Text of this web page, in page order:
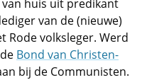
huis uit predikant
van de (nieuwe)
Rode volksleger. Werd
Bond van Christen-
bij de Communisten.